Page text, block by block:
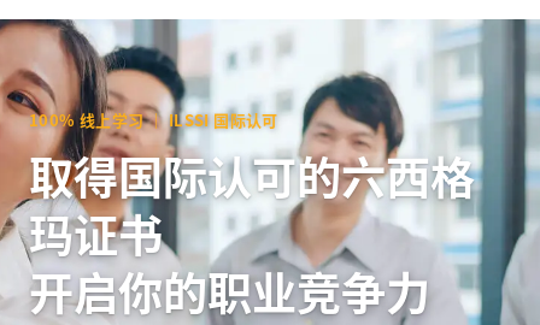
100% 线上学习 ｜ ILSSI 国际认可
取得国际认可的六西格
玛证书
开启你的职业竞争力